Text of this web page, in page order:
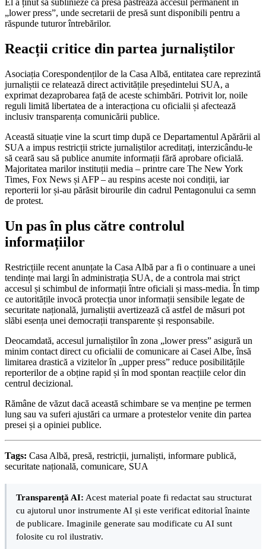
El a ținut să sublinieze că presa păstrează accesul permanent în
„lower press”, unde secretarii de presă sunt disponibili pentru a
răspunde tuturor întrebărilor.
Reacții critice din partea jurnaliștilor
Asociația Corespondenților de la Casa Albă, entitatea care reprezintă
jurnaliștii ce relatează direct activitățile președintelui SUA, a
exprimat dezaprobarea față de aceste schimbări. Potrivit lor, noile
reguli limită libertatea de a interacționa cu oficialii și afectează
inclusiv transparența comunicării publice.
Această situație vine la scurt timp după ce Departamentul Apărării al
SUA a impus restricții stricte jurnaliștilor acreditați, interzicându-le
să ceară sau să publice anumite informații fără aprobare oficială.
Majoritatea marilor instituții media – printre care The New York
Times, Fox News și AFP – au respins aceste noi condiții, iar
reporterii lor și-au părăsit birourile din cadrul Pentagonului ca semn
de protest.
Un pas în plus către controlul
informațiilor
Restricțiile recent anunțate la Casa Albă par a fi o continuare a unei
tendințe mai largi în administrația SUA, de a controla mai strict
accesul și schimbul de informații între oficiali și mass-media. În timp
ce autoritățile invocă protecția unor informații sensibile legate de
securitate națională, jurnaliștii avertizează că astfel de măsuri pot
slăbi esența unei democrații transparente și responsabile.
Deocamdată, accesul jurnaliștilor în zona „lower press” asigură un
minim contact direct cu oficialii de comunicare ai Casei Albe, însă
limitarea drastică a vizitelor în „upper press” reduce posibilitățile
reporterilor de a obține rapid și în mod spontan reacțiile celor din
centrul decizional.
Rămâne de văzut dacă această schimbare se va menține pe termen
lung sau va suferi ajustări ca urmare a protestelor venite din partea
presei și a opiniei publice.
Tags: Casa Albă, presă, restricții, jurnaliști, informare publică,
securitate națională, comunicare, SUA
Transparență AI: Acest material poate fi redactat sau structurat
cu ajutorul unor instrumente AI și este verificat editorial înainte
de publicare. Imaginile generate sau modificate cu AI sunt
folosite cu rol ilustrativ.